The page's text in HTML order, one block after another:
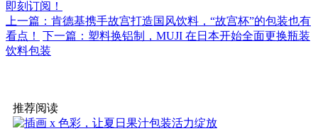
即刻订阅！
上一篇：肯德基携手故宫打造国风饮料，“故宫杯”的包装也有
看点！
下一篇：塑料换铝制，MUJI 在日本开始全面更换瓶装
饮料包装
推荐阅读